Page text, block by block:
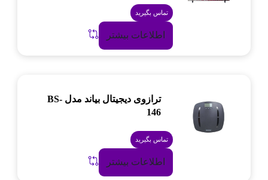
تماس بگیرید
اطلاعات بیشتر
ترازوی دیجیتال بیاند مدل BS-
146
تماس بگیرید
اطلاعات بیشتر